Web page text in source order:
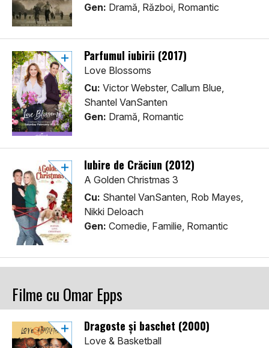
Gen: Dramă, Război, Romantic
Parfumul iubirii (2017)
Love Blossoms
Cu: Victor Webster, Callum Blue,
Shantel VanSanten
Gen: Dramă, Romantic
Iubire de Crăciun (2012)
A Golden Christmas 3
Cu: Shantel VanSanten, Rob Mayes,
Nikki Deloach
Gen: Comedie, Familie, Romantic
Filme cu Omar Epps
Dragoste și baschet (2000)
Love & Basketball